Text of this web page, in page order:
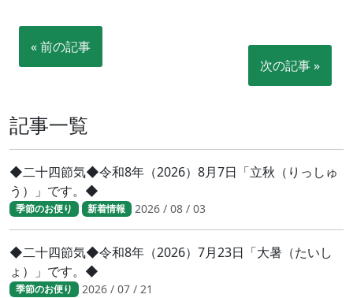
« 前の記事
次の記事 »
記事一覧
◆二十四節気◆令和8年（2026）8月7日「立秋（りっしゅ
う）」です。◆
季節のお便り 新着情報 2026 / 08 / 03
◆二十四節気◆令和8年（2026）7月23日「大暑（たいし
ょ）」です。◆
季節のお便り 2026 / 07 / 21